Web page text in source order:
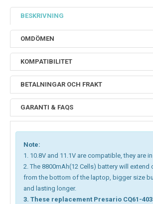
BESKRIVNING
OMDÖMEN
KOMPATIBILITET
BETALNINGAR OCH FRAKT
GARANTI & FAQS
Note:
1. 10.8V and 11.1V are compatible, they are
2. The 8800mAh(12 Cells) battery will extend
from the bottom of the laptop, bigger size
and lasting longer.
3. These replacement Presario CQ61-